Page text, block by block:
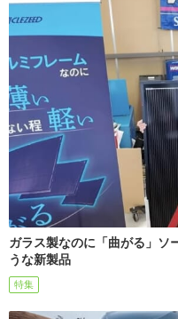
ガラス製なのに「曲がる」ソ
うな新製品
特集